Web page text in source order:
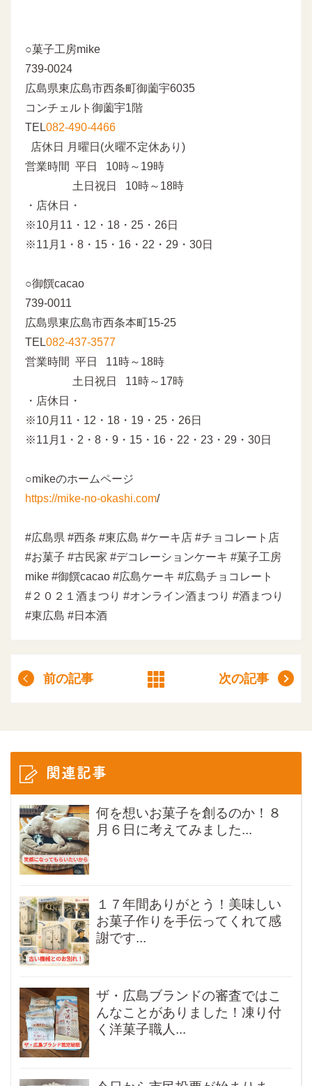
○菓子工房mike
739-0024
広島県東広島市西条町御薗宇6035
コンチェルト御薗宇1階
TEL082-490-4466
店休日 月曜日(火曜不定休あり)
営業時間 平日 10時～19時
土日祝日 10時～18時
・店休日・
※10月11・12・18・25・26日
※11月1・8・15・16・22・29・30日
○御饌cacao
739-0011
広島県東広島市西条本町15-25
TEL082-437-3577
営業時間 平日 11時～18時
土日祝日 11時～17時
・店休日・
※10月11・12・18・19・25・26日
※11月1・2・8・9・15・16・22・23・29・30日
○mikeのホームページ
https://mike-no-okashi.com/
#広島県 #西条 #東広島 #ケーキ店 #チョコレート店
#お菓子 #古民家 #デコレーションケーキ #菓子工房
mike #御饌cacao #広島ケーキ #広島チョコレート
#２０２１酒まつり #オンライン酒まつり #酒まつり
#東広島 #日本酒
前の記事 次の記事
関連記事
何を想いお菓子を創るのか！８
月６日に考えてみました...
１７年間ありがとう！美味しい
お菓子作りを手伝ってくれて感
謝です...
ザ・広島ブランドの審査ではこ
んなことがありました！凍り付
く洋菓子職人...